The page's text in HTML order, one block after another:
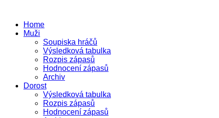
Home
Muži
Soupiska hráčů
Výsledková tabulka
Rozpis zápasů
Hodnocení zápasů
Archiv
Dorost
Výsledková tabulka
Rozpis zápasů
Hodnocení zápasů